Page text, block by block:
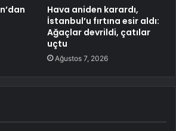
Hava aniden karardı,
İstanbul’u fırtına esir aldı:
Ağaçlar devrildi, çatılar
uçtu
Ağustos 7, 2026